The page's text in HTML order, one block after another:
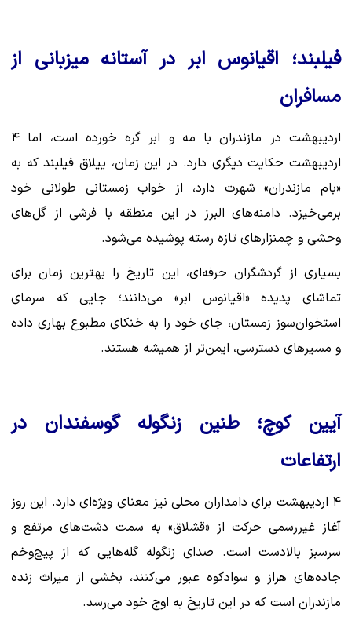
فیلبند؛ اقیانوس ابر در آستانه میزبانی از
مسافران
اردیبهشت در مازندران با مه و ابر گره خورده است، اما ۴
اردیبهشت حکایت دیگری دارد. در این زمان، ییلاق فیلبند که به
«بام مازندران» شهرت دارد، از خواب زمستانی طولانی خود
برمی‌خیزد. دامنه‌های البرز در این منطقه با فرشی از گل‌های
وحشی و چمنزارهای تازه رسته پوشیده می‌شود.
بسیاری از گردشگران حرفه‌ای، این تاریخ را بهترین زمان برای
تماشای پدیده «اقیانوس ابر» می‌دانند؛ جایی که سرمای
استخوان‌سوز زمستان، جای خود را به خنکای مطبوع بهاری داده
و مسیرهای دسترسی، ایمن‌تر از همیشه هستند.
آیین کوچ؛ طنین زنگوله گوسفندان در
ارتفاعات
۴ اردیبهشت برای دامداران محلی نیز معنای ویژه‌ای دارد. این روز
آغاز غیررسمی حرکت از «قشلاق» به سمت دشت‌های مرتفع و
سرسبز بالادست است. صدای زنگوله گله‌هایی که از پیچ‌وخم
جاده‌های هراز و سوادکوه عبور می‌کنند، بخشی از میراث زنده
مازندران است که در این تاریخ به اوج خود می‌رسد.